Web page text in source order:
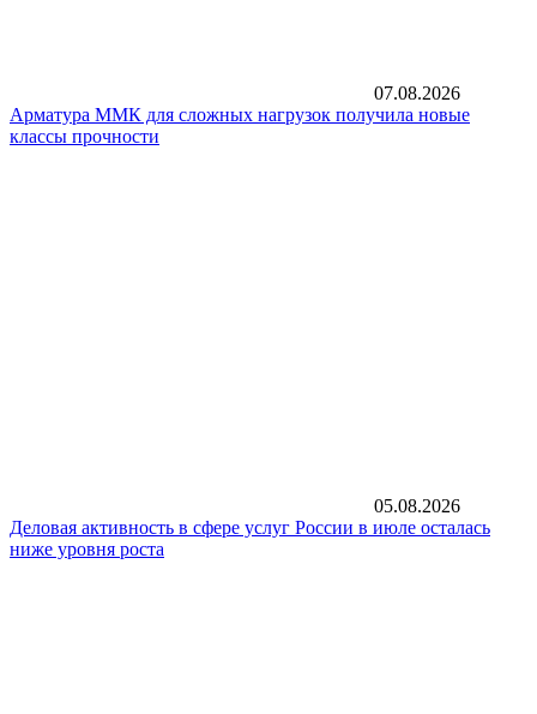
07.08.2026
Арматура ММК для сложных нагрузок получила новые
классы прочности
05.08.2026
Деловая активность в сфере услуг России в июле осталась
ниже уровня роста